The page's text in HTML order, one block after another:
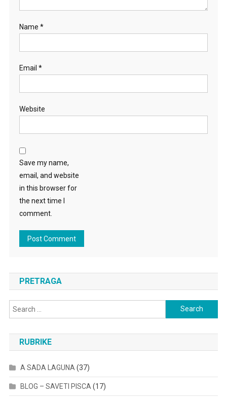
Name *
Email *
Website
Save my name,
email, and website
in this browser for
the next time I
comment.
PRETRAGA
Search
for:
RUBRIKE
A SADA LAGUNA (37)
BLOG – SAVETI PISCA (17)